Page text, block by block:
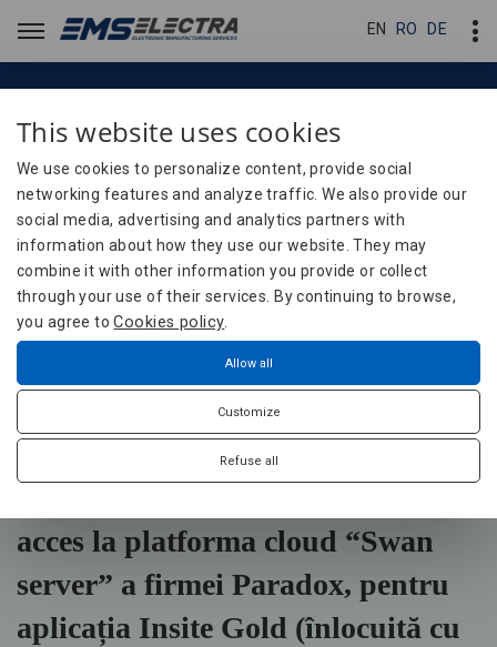
EN RO DE
EN RO DE
Noutăți
News
Home
News
Anunț achiziție - Licență pentru acces la
platforma cloud “Swan server” a firmei Paradox,
pentru aplicația Insite Gold (înlocuită cu aplicația
Blue Eye)
acces la platforma cloud “Swan
server” a firmei Paradox, pentru
aplicația Insite Gold (înlocuită cu
This website uses cookies
We use cookies to personalize content, provide social
networking features and analyze traffic. We also provide our
social media, advertising and analytics partners with
information about how they use our website. They may
combine it with other information you provide or collect
through your use of their services. By continuing to browse,
you agree toCookies policy
Allow all
Customize
Refuse all